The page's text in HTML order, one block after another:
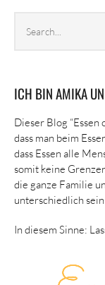
archives
ICH BIN AMIKA
Dieser Blog “Essen
dass man beim
dass Essen alle
somit keine
die ganze Familie
unterschiedlich
In diesem Sinne: